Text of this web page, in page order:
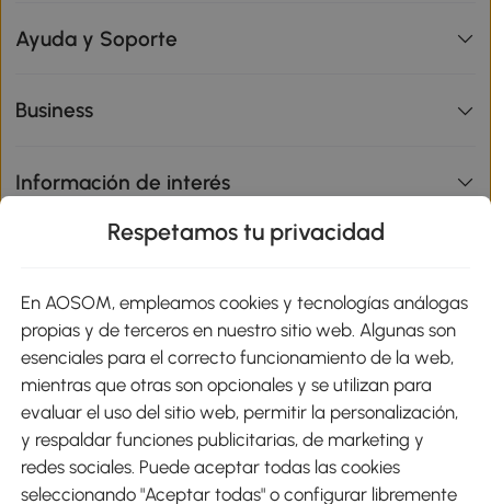
Ayuda y Soporte
Business
Información de interés
Métodos de Pago
Envíos
Respetamos tu privacidad
En AOSOM, empleamos cookies y tecnologías análogas
propias y de terceros en nuestro sitio web. Algunas son
esenciales para el correcto funcionamiento de la web,
mientras que otras son opcionales y se utilizan para
evaluar el uso del sitio web, permitir la personalización,
y respaldar funciones publicitarias, de marketing y
redes sociales. Puede aceptar todas las cookies
seleccionando "Aceptar todas" o configurar libremente